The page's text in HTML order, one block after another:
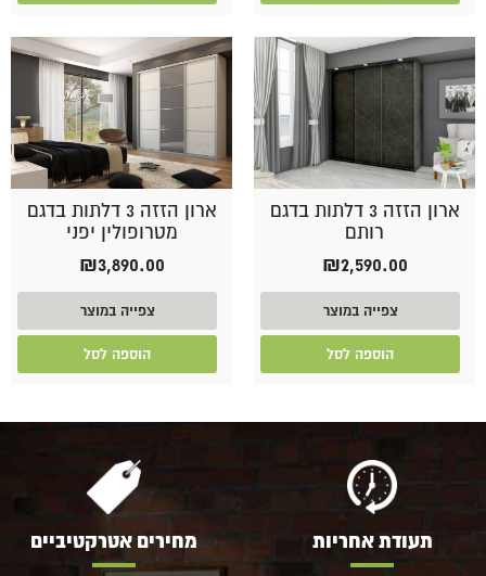
ארון הזזה 3 דלתות בדגם
רותם
₪2,590.00
צפייה במוצר
הוספה לסל
ארון הזזה 3 דלתות בדגם
מטרופולין יפני
₪3,890.00
צפייה במוצר
הוספה לסל
תעודת אחריות מחירים אטרקטיביים